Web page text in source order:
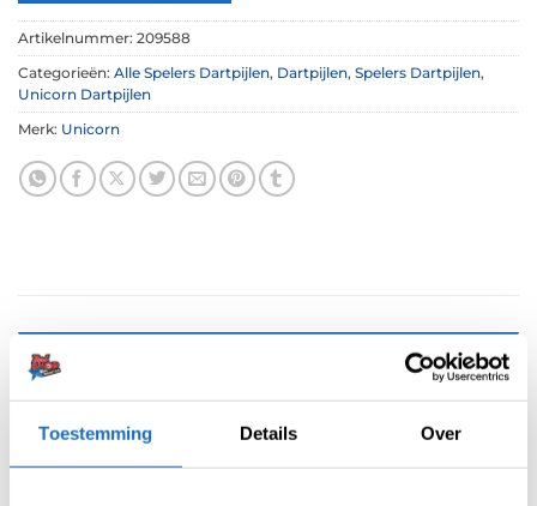
Toestemming Details Over
Artikelnummer: 209588
Categorieën: Alle Spelers Dartpijlen, Dartpijlen, Spelers Dartpijlen,
Unicorn Dartpijlen
Merk: Unicorn
BESCHRIJVING
AANVULLENDE INFORMATIE